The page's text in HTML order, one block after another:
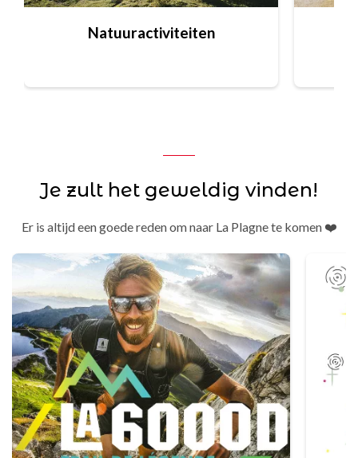
Natuuractiviteiten
Je zult het geweldig vinden!
Er is altijd een goede reden om naar La Plagne te komen ❤️